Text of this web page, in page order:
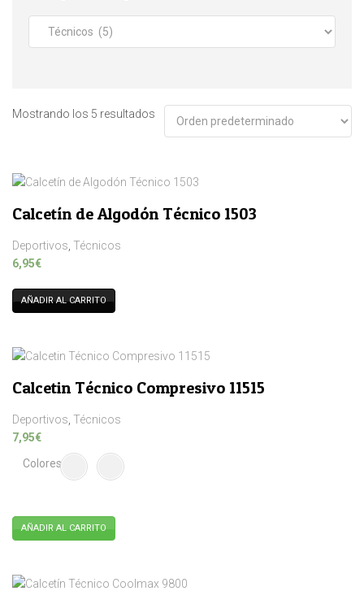
Mostrando los 5 resultados
Calcetín de Algodón Técnico 1503
Deportivos Técnicos
6,95€
AÑADIR AL CARRITO
Calcetin Técnico Compresivo 11515
Deportivos Técnicos
7,95€
Colores
AÑADIR AL CARRITO
tiene